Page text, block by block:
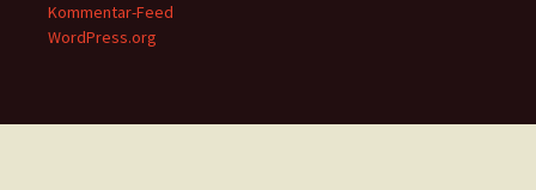
Kommentar-Feed
WordPress.org